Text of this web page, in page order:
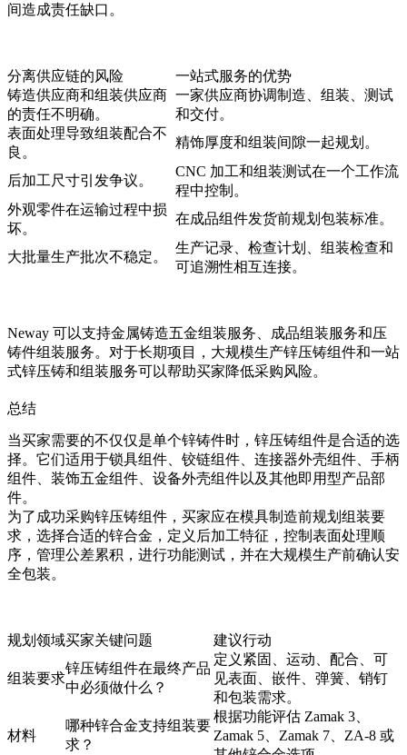
间造成责任缺口。
分离供应链的风险
一站式服务的优势
铸造供应商和组装供应商
的责任不明确。
一家供应商协调制造、组装、测试
和交付。
表面处理导致组装配合不
良。
精饰厚度和组装间隙一起规划。
后加工尺寸引发争议。
CNC 加工和组装测试在一个工作流
程中控制。
外观零件在运输过程中损
坏。
在成品组件发货前规划包装标准。
大批量生产批次不稳定。
生产记录、检查计划、组装检查和
可追溯性相互连接。
Neway 可以支持金属铸造五金组装服务 成品组装服务和压
铸件组装服务。对于长期项目， 大规模生产锌压铸组件和一站
式锌压铸和组装服务可以帮助买家降低采购风险。
总结
当买家需要的不仅仅是单个锌铸件时，锌压铸组件是合适的选
择。它们适用于锁具组件、铰链组件、连接器外壳组件、手柄
组件、装饰五金组件、设备外壳组件以及其他即用型产品部
件。
为了成功采购锌压铸组件，买家应在模具制造前规划组装要
求，选择合适的锌合金，定义后加工特征，控制表面处理顺
序，管理公差累积，进行功能测试，并在大规模生产前确认安
全包装。
规划领域买家关键问题 建议行动
组装要求
锌压铸组件在最终产品
中必须做什么？
定义紧固、运动、配合、可
见表面、嵌件、弹簧、销钉
和包装需求。
材料
哪种锌合金支持组装要
求？
根据功能评估 Zamak 3、
Zamak 5、Zamak 7、ZA-8 或